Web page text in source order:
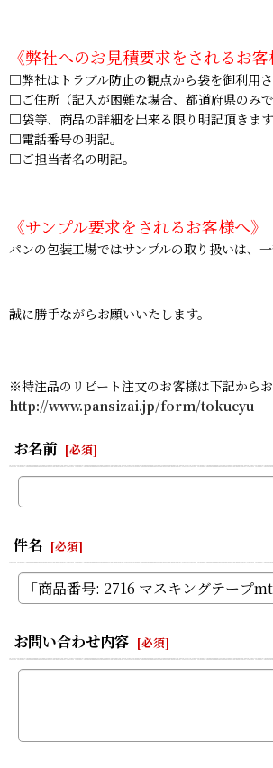
《弊社へのお見積要求をされるお客
□弊社はトラブル防止の観点から袋を御利用
□ご住所（記入が困難な場合、都道府県のみで
□袋等、商品の詳細を出来る限り明記頂きま
□電話番号の明記。
□ご担当者名の明記。
《サンプル要求をされるお客様へ》
パンの包装工場ではサンプルの取り扱いは、
誠に勝手ながらお願いいたします。
※特注品のリピート注文のお客様は下記からお
http://www.pansizai.jp/form/tokucyu
お名前 [必須]
件名 [必須]
お問い合わせ内容 [必須]